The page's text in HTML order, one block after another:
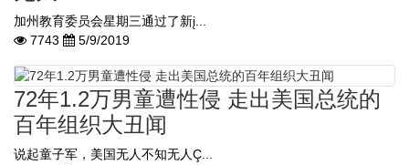
加州教育委员会星期三通过了新į...
7743
5/9/2019
72年1.2万男童遭性侵 走出美国总统的
百年组织大丑闻
说起童子军，美国无人不知无人Ç...